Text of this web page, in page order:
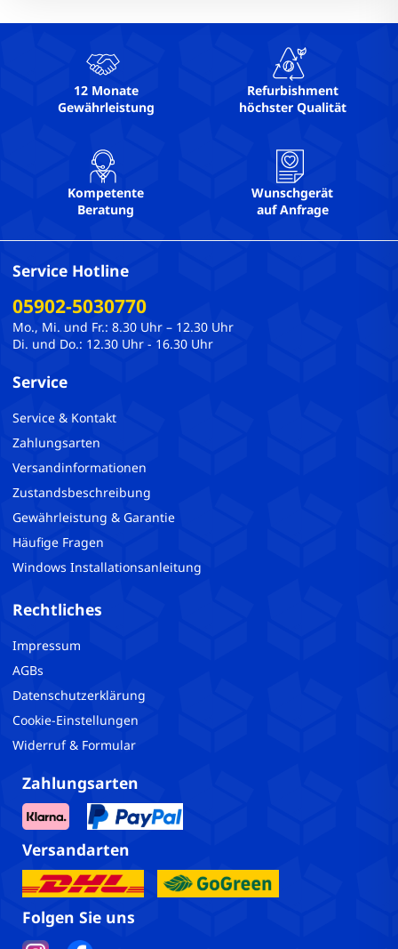
12 Monate
Gewährleistung
Refurbishment
höchster Qualität
Kompetente
Beratung
Wunschgerät
auf Anfrage
Service Hotline
05902-5030770
Mo., Mi. und Fr.: 8.30 Uhr – 12.30 Uhr
Di. und Do.: 12.30 Uhr - 16.30 Uhr
Service
Service & Kontakt
Zahlungsarten
Versandinformationen
Zustandsbeschreibung
Gewährleistung & Garantie
Häufige Fragen
Windows Installationsanleitung
Rechtliches
Impressum
AGBs
Datenschutzerklärung
Cookie-Einstellungen
Widerruf & Formular
Zahlungsarten
Versandarten
Folgen Sie uns